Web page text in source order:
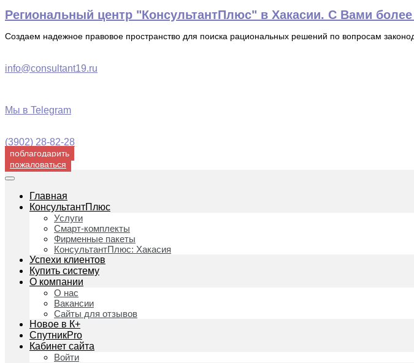
Перейти
к
содержимому
Региональный центр "КонсультантПлюс" в Хакасии. С Вами более
Создаем надежное правовое пространство для поиска рациональных решений по вопросам
info@consultant19.ru
Мы в Telegram
(3902) 28-82-28
поблагодарить
пожаловаться
Главная
КонсультантПлюс
Услуги
Смарт-комплекты
Фирменные пакеты
КонсультантПлюс: Хакасия
Успехи клиентов
Купить систему
О компании
О нас
Вакансии
Сайты для отзывов
Новое в К+
СпутникPro
Кабинет сайта
Войти